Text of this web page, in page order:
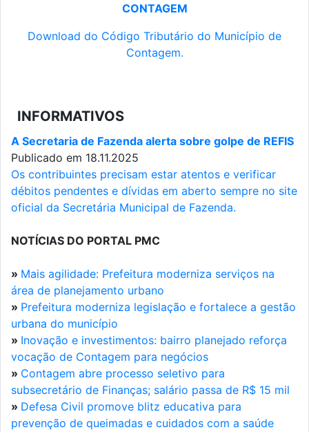
CONTAGEM
Download do Código Tributário do Município de
Contagem.
INFORMATIVOS
A Secretaria de Fazenda alerta sobre golpe de REFIS
Publicado em 18.11.2025
Os contribuintes precisam estar atentos e verificar
débitos pendentes e dívidas em aberto sempre no site
oficial da Secretária Municipal de Fazenda.
NOTÍCIAS DO PORTAL PMC
» Mais agilidade: Prefeitura moderniza serviços na
área de planejamento urbano
» Prefeitura moderniza legislação e fortalece a gestão
urbana do município
» Inovação e investimentos: bairro planejado reforça
vocação de Contagem para negócios
» Contagem abre processo seletivo para
subsecretário de Finanças; salário passa de R$ 15 mil
» Defesa Civil promove blitz educativa para
prevenção de queimadas e cuidados com a saúde